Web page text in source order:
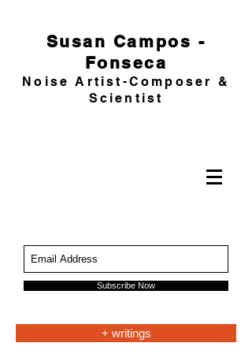
Susan Campos -
Fonseca
Noise Artist-Composer &
Scientist
Subscribe Now
+ writings